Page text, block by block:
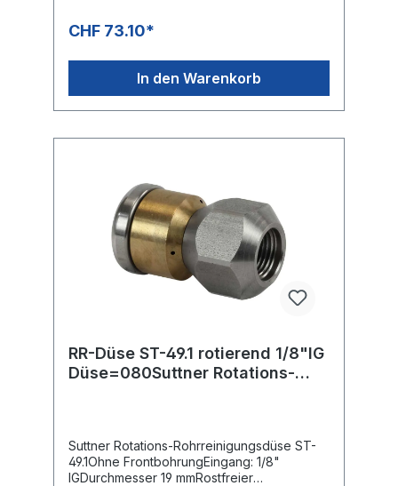
CHF 73.10*
In den Warenkorb
RR-Düse ST-49.1 rotierend 1/8"IG
Düse=080Suttner Rotations-
Suttner Rotations-Rohrreinigungsdüse ST-
49.1Ohne FrontbohrungEingang: 1/8"
IGDurchmesser 19 mmRostfreier